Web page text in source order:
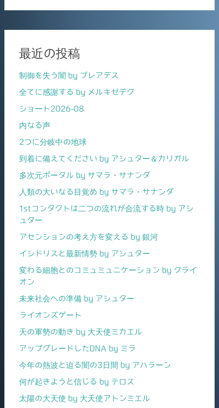
最近の投稿
制御を失う闇 by プレアデス
全てに感謝する by メルキゼデク
ショート2026-08
内なる声
2つに分岐中の地球
到着に備えてください by アシュター＆カリガル
多次元ポータル by サマラ・サナンダ
人類の大いなる目覚め by サマラ・サナンダ
1stコンタクトは二つの流れが合流する時 by アシ
ュター
アセンションの考え方を変える by 銀河
イシドリスと最新情勢 by アシュター
変わる細胞とのコミュミュニケーション by クライ
オン
未来社会への準備 by アシュター
ライオンズゲート
天の軍勢の動き by 大天使ミカエル
アップグレードしたDNA by ミラ
今年の熱波と迫る闇の3日間 by アハラーン
何が起きようと信じる by テロス
太陽の大天使 by 大天使アトンミエル